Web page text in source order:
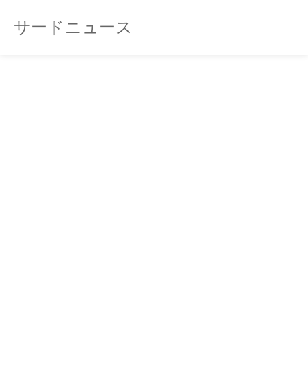
サードニュース